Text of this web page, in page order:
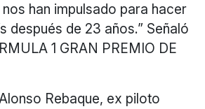
han impulsado para hacer
después de 23 años.” Señaló
1 GRAN PREMIO DE
Rebaque, ex piloto